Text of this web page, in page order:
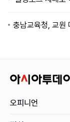
충남교육청, 교원
오피니언